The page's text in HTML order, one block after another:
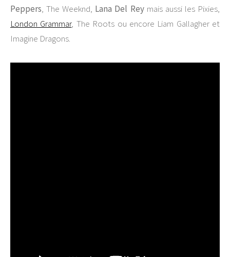
Peppers, The Weeknd, Lana Del Reymais aussi les Pixies,
London Grammar, The Roots ou encore Liam Gallagher et
Imagine Dragons.